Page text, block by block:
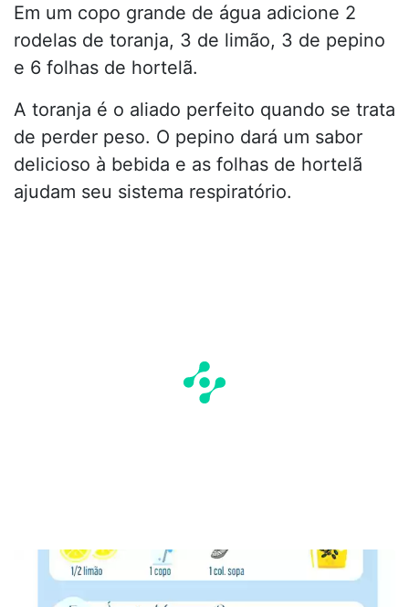
Em um copo grande de água adicione 2
rodelas de toranja, 3 de limão, 3 de pepino
e 6 folhas de hortelã.
A toranja é o aliado perfeito quando se trata
de perder peso. O pepino dará um sabor
delicioso à bebida e as folhas de hortelã
ajudam seu sistema respiratório.